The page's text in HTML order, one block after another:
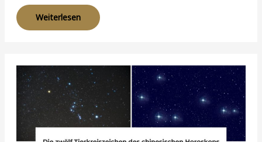
Weiterlesen